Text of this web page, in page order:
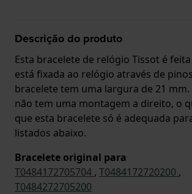
Descrição do produto
Esta bracelete de relógio Tissot é
está fixada ao relógio através de
bracelete tem uma largura de 21 mm.
não tem uma montagem a direito, o
que esta bracelete só é adequada
listados abaixo.
Bracelete original para
T0484172705704 , T0484172720200 ,
T0484272705200